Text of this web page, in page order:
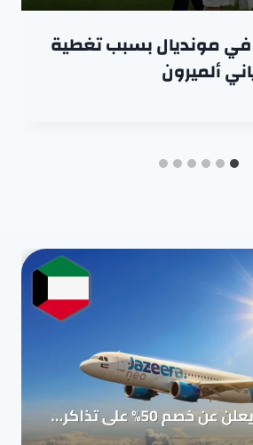
في مونديال بسبب تغطية
ألميرون